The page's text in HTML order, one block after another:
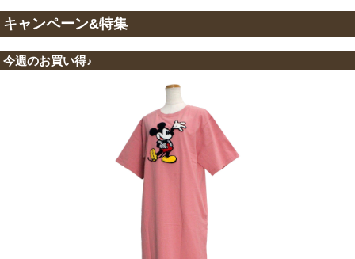
キャンペーン&特集
今週のお買い得♪